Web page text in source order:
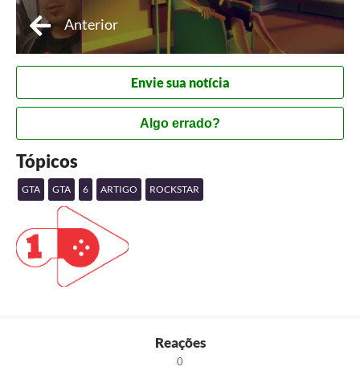
Anterior
Envie sua notícia
Algo errado?
Tópicos
GTA GTA 6 ARTIGO ROCKSTAR
Reações
0